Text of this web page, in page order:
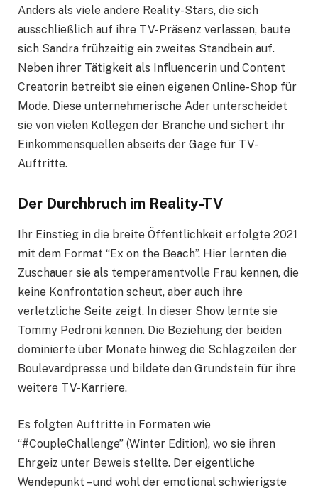
Anders als viele andere Reality-Stars, die sich
ausschließlich auf ihre TV-Präsenz verlassen, baute
sich Sandra frühzeitig ein zweites Standbein auf.
Neben ihrer Tätigkeit als Influencerin und Content
Creatorin betreibt sie einen eigenen Online-Shop für
Mode. Diese unternehmerische Ader unterscheidet
sie von vielen Kollegen der Branche und sichert ihr
Einkommensquellen abseits der Gage für TV-
Auftritte.
Der Durchbruch im Reality-TV
Ihr Einstieg in die breite Öffentlichkeit erfolgte 2021
mit dem Format “Ex on the Beach”. Hier lernten die
Zuschauer sie als temperamentvolle Frau kennen, die
keine Konfrontation scheut, aber auch ihre
verletzliche Seite zeigt. In dieser Show lernte sie
Tommy Pedroni kennen. Die Beziehung der beiden
dominierte über Monate hinweg die Schlagzeilen der
Boulevardpresse und bildete den Grundstein für ihre
weitere TV-Karriere.
Es folgten Auftritte in Formaten wie
“#CoupleChallenge” (Winter Edition), wo sie ihren
Ehrgeiz unter Beweis stellte. Der eigentliche
Wendepunkt – und wohl der emotional schwierigste